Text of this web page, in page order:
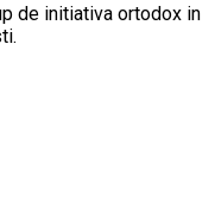
de initiativa ortodox in